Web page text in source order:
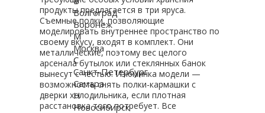
продукты предлагается в три яруса.
Съемные полки, позволяющие
моделировать внутреннее пространство по
своему вкусу, входят в комплект. Они
металлические, поэтому вес целого
арсенала бутылок или стеклянных банок
вынесут с честью. Изюминка модели —
возможность снять полки-кармашки с
дверки холодильника, если плотная
расстановка того потребует. Все
Волгоград
Воронеж
М
Москва
С
Санкт-Петербург
Самара
Н
Новосибирск